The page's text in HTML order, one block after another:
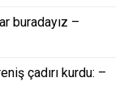
buradayız –
çadırı kurdu: –